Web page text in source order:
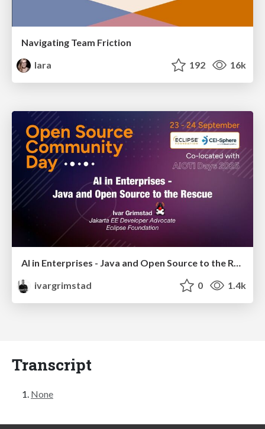
Navigating Team Friction
lara
192 16k
ivargrimstad
0 1.4k
Transcript
None